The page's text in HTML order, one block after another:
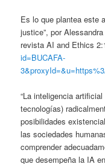
Es lo que plantea este
justice”, por
revista AI and Ethics
id=BUCAFA-
“La inteligencia
tecnologías)
posibilidades
las sociedades
comprender
que desempeña la IA